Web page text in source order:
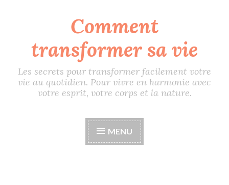
contenu
principal
Comment
transformer sa vie
Les secrets pour transformer facilement votre
vie au quotidien. Pour vivre en harmonie avec
votre esprit, votre corps et la nature.
MENU